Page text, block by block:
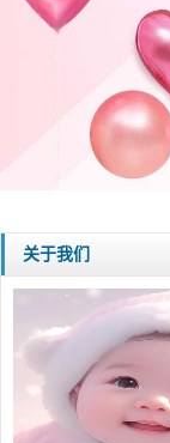
关于我们